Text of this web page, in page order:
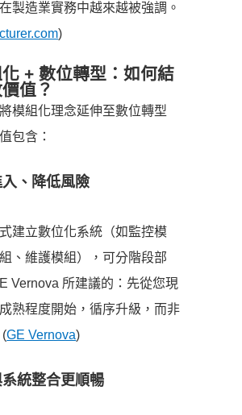
製造業實務中越來越被強調。
)
+ 數位轉型：如何結
值？
模組化理念延伸至數位轉型
包含：
、降低風險
建立數位化系統（如監控模
、維護模組），可分階段部
Vernova 所建議的：先從您現
熟程度開始，循序升級，而非
(GE Vernova)
統整合更順暢